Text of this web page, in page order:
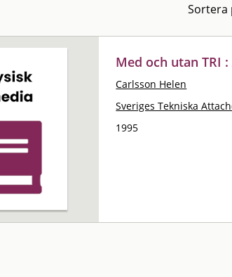
Sortera
Med och utan TRI
Carlsson Helen
Sveriges Tekniska
1995